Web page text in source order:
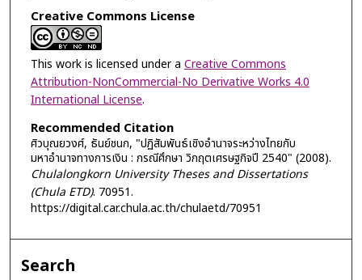
Creative Commons License
This work is licensed under a Creative Commons
Attribution-NonCommercial-No Derivative Works 4.0
International License.
Recommended Citation
ศิวบุณยวงศ์, ธันย์ชนก, "ปฏิสัมพันธ์เชิงอำนาจระหว่างไทยกับ
มหาอำนาจทางการเงิน : กรณีศึกษา วิกฤตเศรษฐกิจปี 2540" (2008).
Chulalongkorn University Theses and Dissertations
(Chula ETD). 70951.
https://digital.car.chula.ac.th/chulaetd/70951
Search